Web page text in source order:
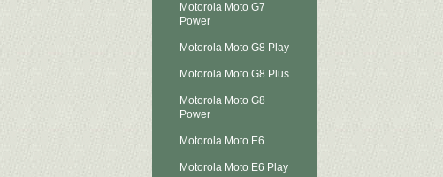
Motorola Moto G7
Power
Motorola Moto G8 Play
Motorola Moto G8 Plus
Motorola Moto G8
Power
Motorola Moto E6
Motorola Moto E6 Play